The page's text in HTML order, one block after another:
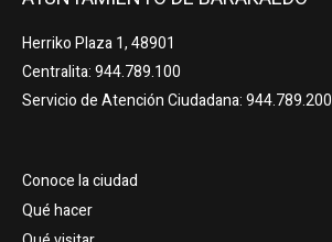
Herriko Plaza 1, 48901
Centralita: 944.789.100
Servicio de Atención Ciudadana: 944.789.200
Conoce la ciudad
Qué hacer